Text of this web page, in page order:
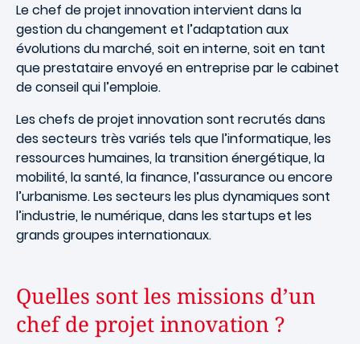
Le chef de projet innovation intervient dans la
gestion du changement et l’adaptation aux
évolutions du marché, soit en interne, soit en tant
que prestataire envoyé en entreprise par le cabinet
de conseil qui l’emploie.
Les chefs de projet innovation sont recrutés dans
des secteurs très variés tels que l’informatique, les
ressources humaines, la transition énergétique, la
mobilité, la santé, la finance, l’assurance ou encore
l’urbanisme. Les secteurs les plus dynamiques sont
l’industrie, le numérique, dans les startups et les
grands groupes internationaux.
Quelles sont les missions d’un
chef de projet innovation ?